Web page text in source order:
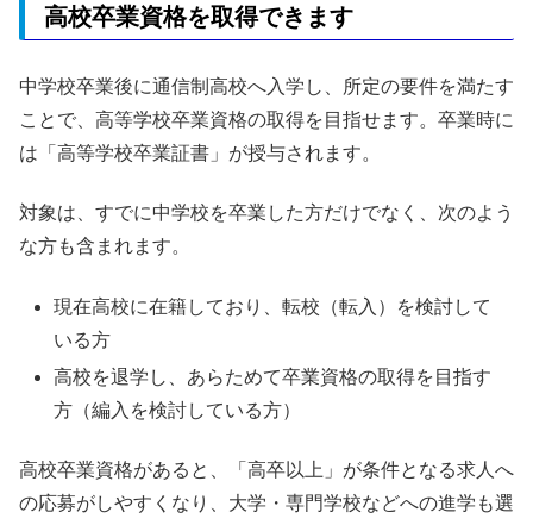
高校卒業資格を取得できます
中学校卒業後に通信制高校へ入学し、所定の要件を満たす
ことで、高等学校卒業資格の取得を目指せます。卒業時に
は「高等学校卒業証書」が授与されます。
対象は、すでに中学校を卒業した方だけでなく、次のよう
な方も含まれます。
現在高校に在籍しており、転校（転入）を検討して
いる方
高校を退学し、あらためて卒業資格の取得を目指す
方（編入を検討している方）
高校卒業資格があると、「高卒以上」が条件となる求人へ
の応募がしやすくなり、大学・専門学校などへの進学も選